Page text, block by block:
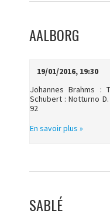
AALBORG
19/01/2016, 19:30
Johannes Brahms :
Schubert : Notturno
92
En savoir plus »
SABLÉ